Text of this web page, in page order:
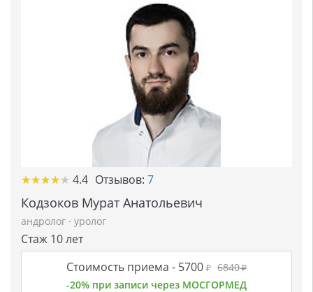
★★★★★
★★★★★ 4.4 Отзывов: 7
Кодзоков Мурат Анатольевич
андролог · уролог
Стаж 10 лет
Стоимость приема - 5700 ₽ 6840₽
-20% при записи через МОСГОРМЕД